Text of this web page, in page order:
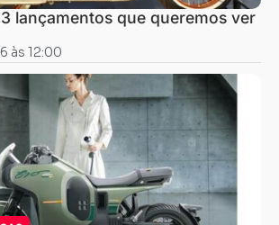
lançamentos que queremos ver
às 12:00